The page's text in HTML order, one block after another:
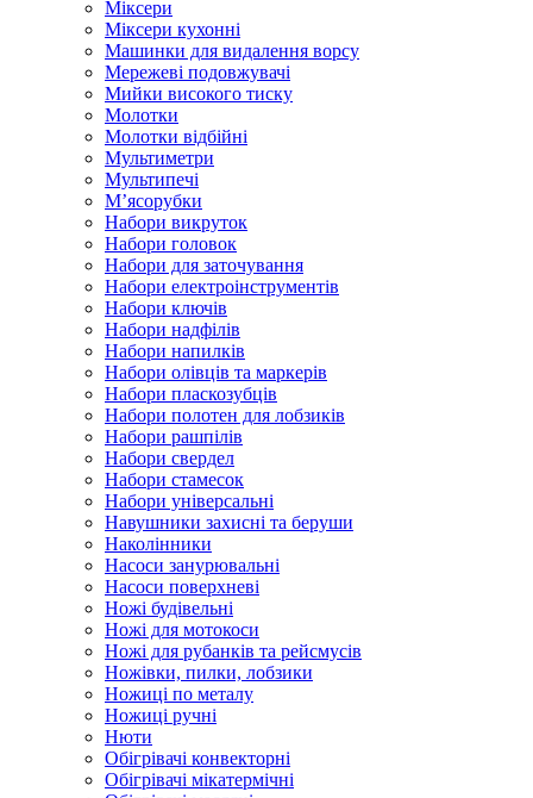
Міксери
Міксери кухонні
Машинки для видалення ворсу
Мережеві подовжувачі
Мийки високого тиску
Молотки
Молотки відбійні
Мультиметри
Мультипечі
М’ясорубки
Набори викруток
Набори головок
Набори для заточування
Набори електроінструментів
Набори ключів
Набори надфілів
Набори напилків
Набори олівців та маркерів
Набори пласкозубців
Набори полотен для лобзиків
Набори рашпілів
Набори свердел
Набори стамесок
Набори універсальні
Навушники захисні та беруши
Наколінники
Насоси занурювальні
Насоси поверхневі
Ножі будівельні
Ножі для мотокоси
Ножі для рубанків та рейсмусів
Ножівки, пилки, лобзики
Ножиці по металу
Ножиці ручні
Нюти
Обігрівачі конвекторні
Обігрівачі мікатермічні